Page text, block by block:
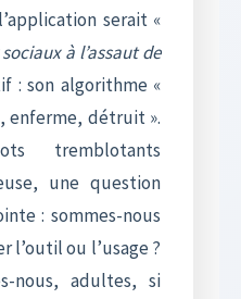
serait «
à l’assaut de
: son algorithme «
enferme, détruit ».
tremblotants
une question
: sommes-nous
l’outil ou l’usage ?
nous, adultes, si